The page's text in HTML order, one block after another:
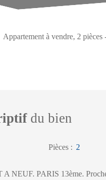
Appartement à vendre, 2 pièces
du bien
Pièces : 2
NEUF. PARIS 13ème.